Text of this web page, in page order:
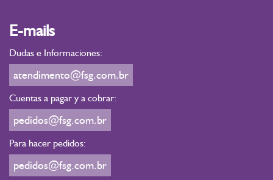
E-mails
Dudas e Informaciones:
atendimento@fsg.com.br
Cuentas a pagar y a cobrar:
pedidos@fsg.com.br
Para hacer pedidos:
pedidos@fsg.com.br